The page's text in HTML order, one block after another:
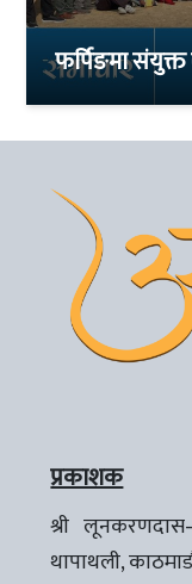
फर्पिङमा
प्रकाशक
श्री
थापाथली,